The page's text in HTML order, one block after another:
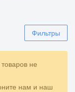
Фильтры
не
нам и наш